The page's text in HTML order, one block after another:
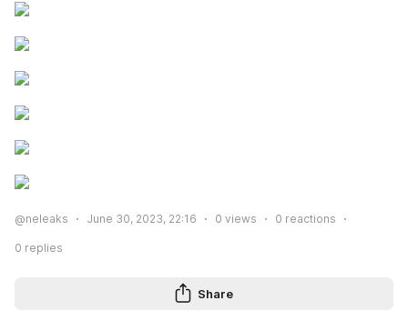
@neleaks June 30, 2023, 22:16 0 views 0 reactions
0 replies
Share